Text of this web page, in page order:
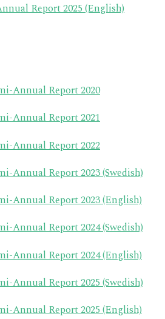
Report 2025 (English)
Annual Report 2020
Annual Report 2021
Annual Report 2022
Annual Report 2023 (Swedish)
Annual Report 2023 (English)
Annual Report 2024 (Swedish)
Annual Report 2024 (English)
Annual Report 2025 (Swedish)
Annual Report 2025 (English)